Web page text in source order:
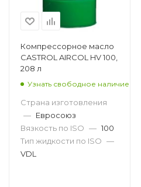
Компрессорное масло
CASTROL AIRCOL HV 100,
208 л
Узнать свободное наличие
Страна изготовления
— Евросоюз
Вязкость по ISO — 100
Тип жидкости по ISO —
VDL